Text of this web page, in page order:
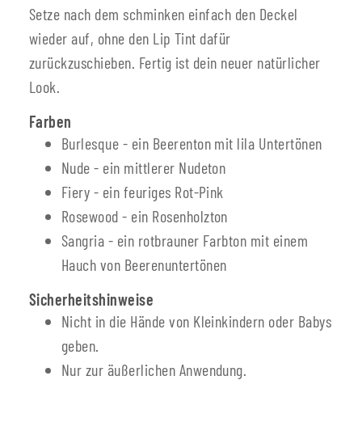
Setze nach dem schminken einfach den Deckel
wieder auf, ohne den Lip Tint dafür
zurückzuschieben. Fertig ist dein neuer natürlicher
Look.
Farben
Burlesque - ein Beerenton mit lila Untertönen
Nude - ein mittlerer Nudeton
Fiery - ein feuriges Rot-Pink
Rosewood - ein Rosenholzton
Sangria - ein rotbrauner Farbton mit einem
Hauch von Beerenuntertönen
Sicherheitshinweise
Nicht in die Hände von Kleinkindern oder Babys
geben.
Nur zur äußerlichen Anwendung.